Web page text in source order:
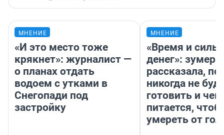
МНЕНИЕ
«И это место тоже
крякнет»: журналист —
о планах отдать
водоем с утками в
Снегопади под
застройку
МНЕНИЕ
«Время и
денег»:
рассказала,
никогда не
готовить и чем
питается,
умереть от